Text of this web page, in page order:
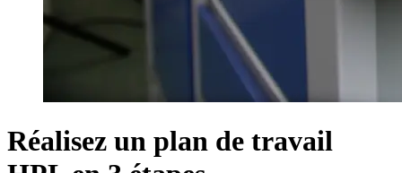
Réalisez un plan de travail